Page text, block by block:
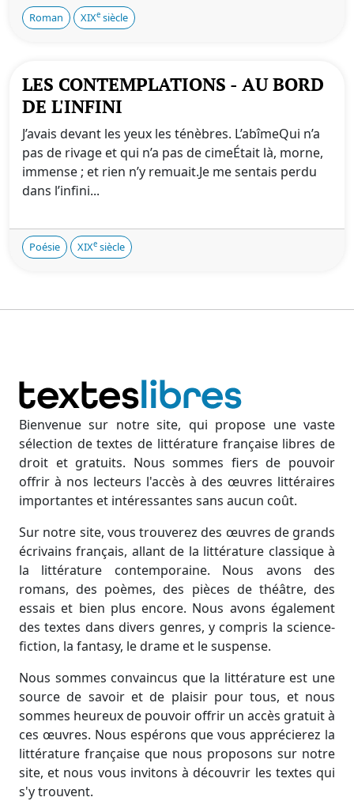
Roman XIXe siècle
LES CONTEMPLATIONS - AU BORD
DE L'INFINI
J’avais devant les yeux les ténèbres. L’abîmeQui n’a
pas de rivage et qui n’a pas de cimeÉtait là, morne,
immense ; et rien n’y remuait.Je me sentais perdu
dans l’infini...
Poésie XIXe siècle
Bienvenue sur notre site, qui propose une vaste
sélection de textes de littérature française libres de
droit et gratuits. Nous sommes fiers de pouvoir
offrir à nos lecteurs l'accès à des œuvres littéraires
importantes et intéressantes sans aucun coût.
Sur notre site, vous trouverez des œuvres de grands
écrivains français, allant de la littérature classique à
la littérature contemporaine. Nous avons des
romans, des poèmes, des pièces de théâtre, des
essais et bien plus encore. Nous avons également
des textes dans divers genres, y compris la science-
fiction, la fantasy, le drame et le suspense.
Nous sommes convaincus que la littérature est une
source de savoir et de plaisir pour tous, et nous
sommes heureux de pouvoir offrir un accès gratuit à
ces œuvres. Nous espérons que vous apprécierez la
littérature française que nous proposons sur notre
site, et nous vous invitons à découvrir les textes qui
s'y trouvent.